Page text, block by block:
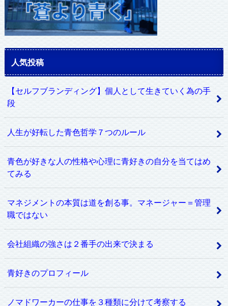
人気投稿
【セルフブランディング】個人として生きていく為の手
段
人生が好転した青色哲学７つのルール
青色が好きな人の性格や心理に青好きの自分を当てはめ
てみる
マネジメントの本質は道を創る事。マネージャー＝管理
職ではない
会社組織の強さは２番手の出来で決まる
青好きのプロフィール
ノマドワーカーの仕事を３種類に分けて考察する